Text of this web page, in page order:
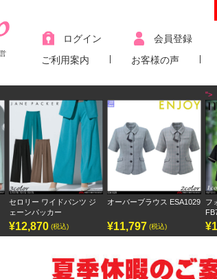
ログイン 会員登録
ご利用案内
お客様の声
オーバーブラウス ESA1029
¥11,797 (税込)
フォーク オーバーブラウス
¥15,730 (税込)
フ